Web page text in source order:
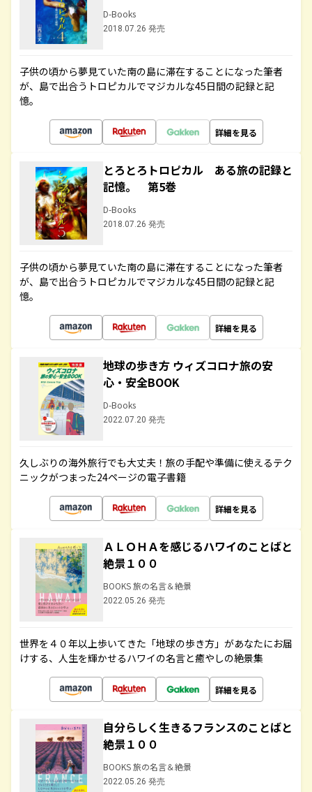
D-Books
2018.07.26 発売
子供の頃から夢見ていた南の島に滞在することになった筆者
が、島で出合うトロピカルでマジカルな45日間の記録と記
憶。
詳細を見る
とろとろトロピカル ある旅の記録と
記憶。 第5巻
D-Books
2018.07.26 発売
子供の頃から夢見ていた南の島に滞在することになった筆者
が、島で出合うトロピカルでマジカルな45日間の記録と記
憶。
詳細を見る
地球の歩き方 ウィズコロナ旅の安
心・安全BOOK
D-Books
2022.07.20 発売
久しぶりの海外旅行でも大丈夫！旅の手配や準備に使えるテク
ニックがつまった24ページの電子書籍
詳細を見る
ＡＬＯＨＡを感じるハワイのことばと
絶景１００
BOOKS 旅の名言＆絶景
2022.05.26 発売
世界を４０年以上歩いてきた「地球の歩き方」があなたにお届
けする、人生を輝かせるハワイの名言と癒やしの絶景集
詳細を見る
自分らしく生きるフランスのことばと
絶景１００
BOOKS 旅の名言＆絶景
2022.05.26 発売